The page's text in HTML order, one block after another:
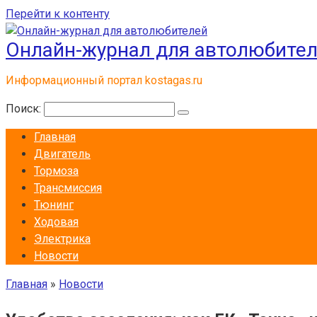
Перейти к контенту
Онлайн-журнал для
Информационный портал kostagas.ru
Поиск:
Главная
Двигатель
Тормоза
Трансмиссия
Тюнинг
Ходовая
Электрика
Новости
Главная » Новости